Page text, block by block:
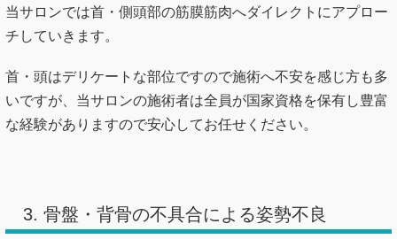
当サロンでは首・側頭部の筋膜筋肉へダイレクトにアプロー
チしていきます。
首・頭はデリケートな部位ですので施術へ不安を感じ方も多
いですが、当サロンの施術者は全員が国家資格を保有し豊富
な経験がありますので安心してお任せください。
3. 骨盤・背骨の不具合による姿勢不良